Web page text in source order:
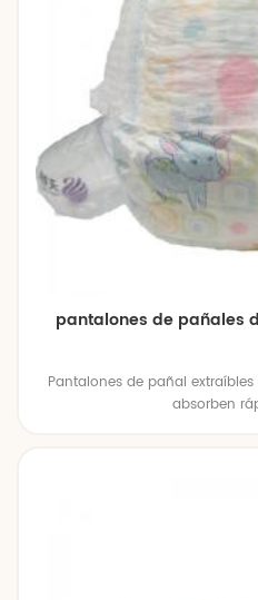
pantalones de pañales
Pantalones de pañal
absorben